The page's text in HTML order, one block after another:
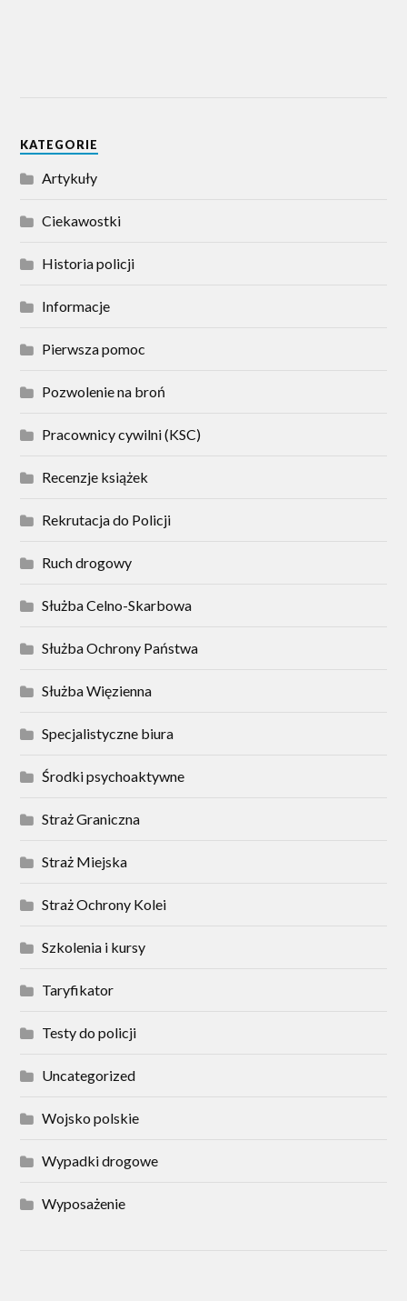
KATEGORIE
Artykuły
Ciekawostki
Historia policji
Informacje
Pierwsza pomoc
Pozwolenie na broń
Pracownicy cywilni (KSC)
Recenzje książek
Rekrutacja do Policji
Ruch drogowy
Służba Celno-Skarbowa
Służba Ochrony Państwa
Służba Więzienna
Specjalistyczne biura
Środki psychoaktywne
Straż Graniczna
Straż Miejska
Straż Ochrony Kolei
Szkolenia i kursy
Taryfikator
Testy do policji
Uncategorized
Wojsko polskie
Wypadki drogowe
Wyposażenie